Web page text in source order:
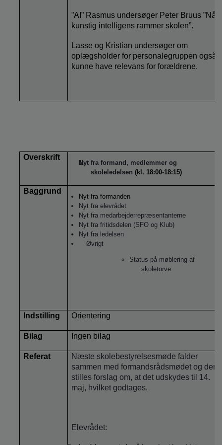
”AI” Rasmus undersøger Peter Bruus ”Når
kunstig intelligens rammer skolen”.
Lasse og Kristian undersøger om
oplægsholder for personalegruppen også
kunne have relevans for forældrene.
Overskrift
Nyt fra formand, medlemmer og
skoleledelsen(kl. 18:00-18:15)
Baggrund
Nyt fra formanden
Nyt fra elevrådet
Nyt fra medarbejderrepræsentanterne
Nyt fra fritidsdelen (SFO og Klub)
Nyt fra ledelsen
Øvrigt
Status på møblering af
skoletorve
Indstilling Orientering
Bilag Ingen bilag
Referat
Næste skolebestyrelsesmøde falder
sammen med formandsrådsmødet og der
stilles forslag om, at det udskydes til 14.
maj, hvilket godtages.
Elevrådet: